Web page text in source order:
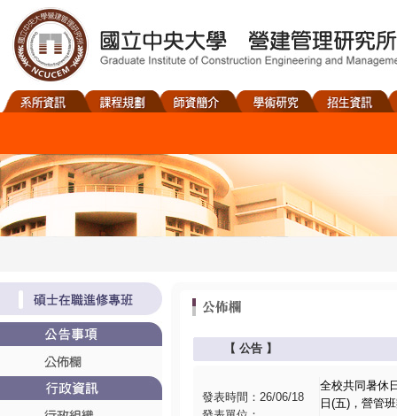
【 公告 】
發表時間：26/06/18
全校共同暑休
日(五)，營管